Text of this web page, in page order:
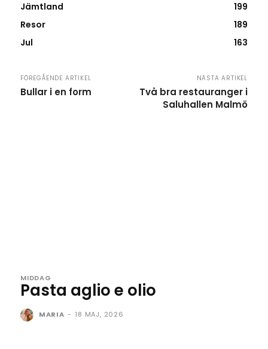
Jämtland
199
Resor
189
Jul
163
FÖREGÅENDE ARTIKEL
Bullar i en form
NÄSTA ARTIKEL
Två bra restauranger i
Saluhallen Malmö
MIDDAG
Pasta aglio e olio
MARIA - 18 MAJ, 2026